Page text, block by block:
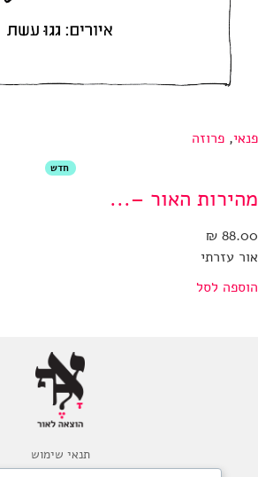
,פרוזה
חדש
האור –...
₪
עזרתי
לסל
תנאי שימוש